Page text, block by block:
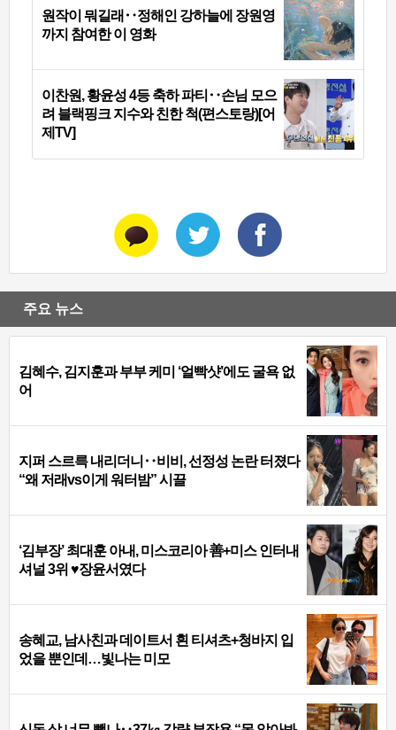
원작이 뭐길래‥정해인 강하늘에 장원영
까지 참여한 이 영화
이찬원, 황윤성 4등 축하 파티‥손님 모으
려 블랙핑크 지수와 친한 척(편스토랑)[어
제TV]
주요 뉴스
김혜수, 김지훈과 부부 케미 ‘얼빡샷’에도 굴욕 없
어
지퍼 스르륵 내리더니‥비비, 선정성 논란 터졌다
“왜 저래vs이게 워터밤” 시끌
‘김부장’ 최대훈 아내, 미스코리아 善+미스 인터내
셔널 3위 ♥장윤서였다
송혜교, 남사친과 데이트서 흰 티셔츠+청바지 입
었을 뿐인데…빛나는 미모